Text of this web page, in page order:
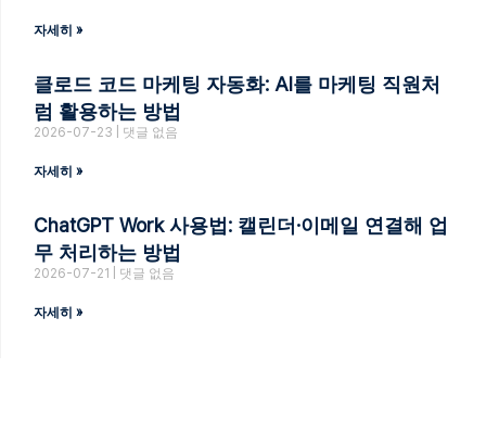
자세히 »
클로드 코드 마케팅 자동화: AI를 마케팅 직원처
럼 활용하는 방법
2026-07-23 댓글 없음
자세히 »
ChatGPT Work 사용법: 캘린더·이메일 연결해 업
무 처리하는 방법
2026-07-21 댓글 없음
자세히 »